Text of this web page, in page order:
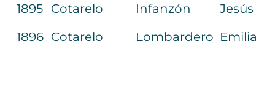
1895 Cotarelo Infanzón
Jesús
1896 Cotarelo Lombardero Emilia